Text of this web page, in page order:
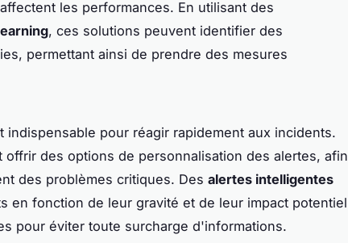
les performances. En utilisant des
, ces solutions peuvent identifier des
permettant ainsi de prendre des mesures
indispensable pour réagir rapidement aux incidents.
offrir des options de personnalisation des alertes, afin
des problèmes critiques. Des alertes intelligentes
en fonction de leur gravité et de leur impact potentiel
pour éviter toute surcharge d'informations.